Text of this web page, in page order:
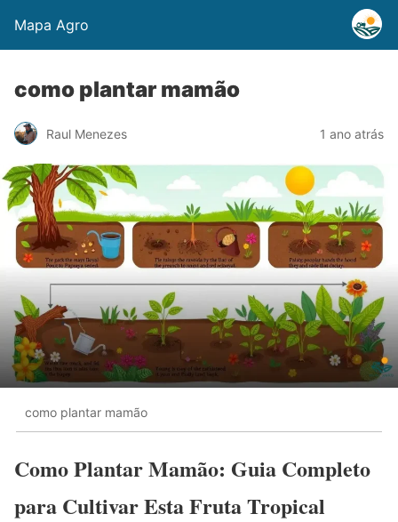
Mapa Agro
como plantar mamão
Raul Menezes 1 ano atrás
como plantar mamão
Como Plantar Mamão: Guia Completo
para Cultivar Esta Fruta Tropical